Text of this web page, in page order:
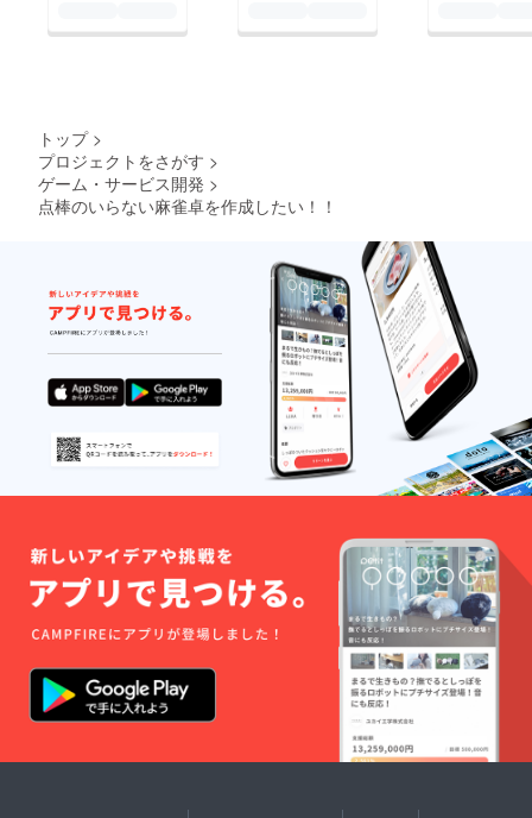
トップ >
プロジェクトをさがす >
ゲーム・サービス開発 >
点棒のいらない麻雀卓を作成したい！！